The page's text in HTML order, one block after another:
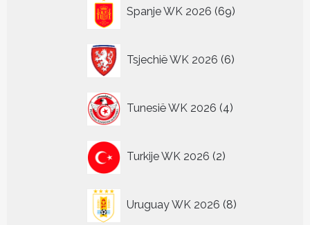
Spanje WK 2026 69
producten
Tsjechië WK 2026 6
producten
Tunesië WK 2026 4
producten
Turkije WK 2026 2
producten
Uruguay WK 2026 8
producten